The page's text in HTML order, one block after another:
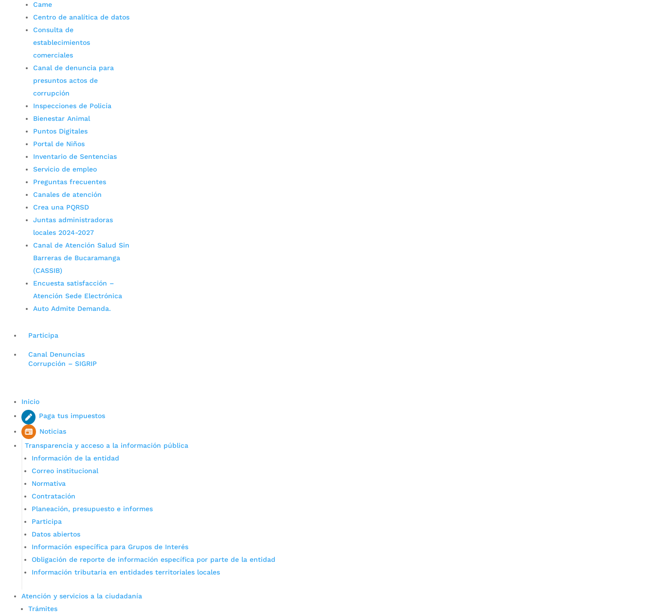
Came
Centro de analítica de datos
Consulta de
establecimientos
comerciales
Canal de denuncia para
presuntos actos de
corrupción
Inspecciones de Policía
Bienestar Animal
Puntos Digitales
Portal de Niños
Inventario de Sentencias
Servicio de empleo
Preguntas frecuentes
Canales de atención
Crea una PQRSD
Juntas administradoras
locales 2024-2027
Canal de Atención Salud Sin
Barreras de Bucaramanga
(CASSIB)
Encuesta satisfacción –
Atención Sede Electrónica
Auto Admite Demanda.
Participa
Canal Denuncias
Corrupción – SIGRIP
Inicio
Paga tus impuestos
Noticias
Transparencia y acceso a la información pública
Información de la entidad
Correo institucional
Normativa
Contratación
Planeación, presupuesto e informes
Participa
Datos abiertos
Información específica para Grupos de Interés
Obligación de reporte de información específica por parte de la entidad
Información tributaria en entidades territoriales locales
Atención y servicios a la ciudadanía
Trámites